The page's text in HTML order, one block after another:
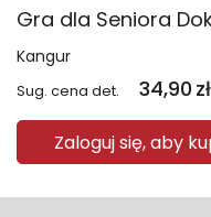
Kangur
Sug. cena det. 34,90 zł
Zaloguj się, aby